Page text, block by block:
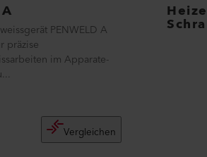
PENWELD A
präzise
im Apparate-
Vergleichen